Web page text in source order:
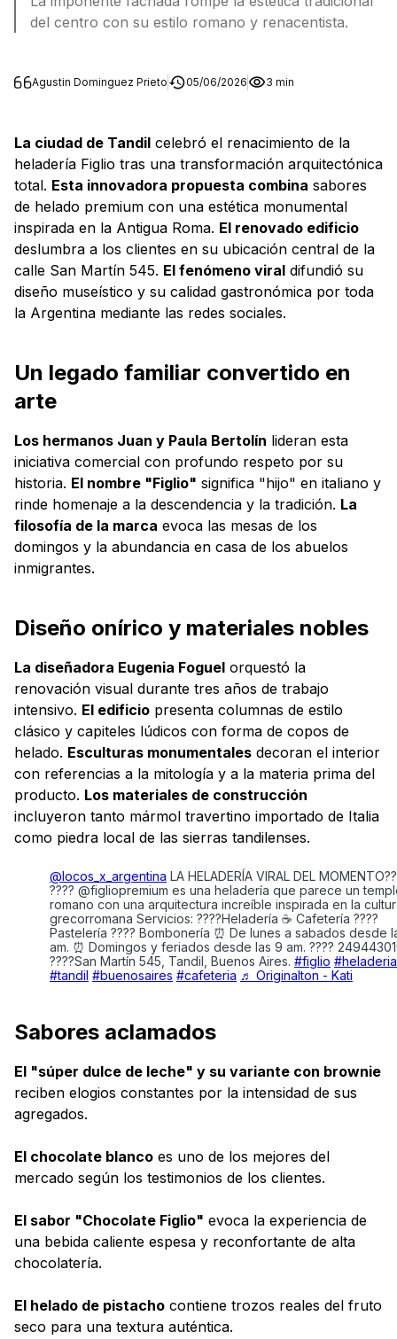
del centro con su estilo romano y renacentista.
Agustin Dominguez Prieto 05/06/2026 3 min
La ciudad de Tandil celebró el renacimiento de la
heladería Figlio tras una transformación arquitectónica
total. Esta innovadora propuesta combina sabores
de helado premium con una estética monumental
inspirada en la Antigua Roma. El renovado edificio
deslumbra a los clientes en su ubicación central de la
calle San Martín 545. El fenómeno viral difundió su
diseño museístico y su calidad gastronómica por toda
la Argentina mediante las redes sociales.
Un legado familiar convertido en
arte
Los hermanos Juan y Paula Bertolín lideran esta
iniciativa comercial con profundo respeto por su
historia. El nombre "Figlio" significa "hijo" en italiano y
rinde homenaje a la descendencia y la tradición. La
filosofía de la marca evoca las mesas de los
domingos y la abundancia en casa de los abuelos
inmigrantes.
Diseño onírico y materiales nobles
La diseñadora Eugenia Foguel orquestó la
renovación visual durante tres años de trabajo
intensivo. El edificio presenta columnas de estilo
clásico y capiteles lúdicos con forma de copos de
helado. Esculturas monumentales decoran el interior
con referencias a la mitología y a la materia prima del
producto. Los materiales de construcción
incluyeron tanto mármol travertino importado de Italia
como piedra local de las sierras tandilenses.
@locos_x_argentina LA HELADERÍA VIRAL DEL
????️ @figliopremium es una heladería que parece un
romano con una arquitectura increíble inspirada en la
grecorromana Servicios: ????Heladería ☕ Cafetería ????
Pastelería ???? Bombonería ⏰ De lunes a sabados desde
am. ⏰ Domingos y feriados desde las 9 am. ????
????San Martín 545, Tandil, Buenos Aires. #figlio #heladeria
#tandil #buenosaires #cafeteria ♬ Originalton - Kati
Sabores aclamados
El "súper dulce de leche" y su variante con brownie
reciben elogios constantes por la intensidad de sus
agregados.
El chocolate blanco es uno de los mejores del
mercado según los testimonios de los clientes.
El sabor "Chocolate Figlio" evoca la experiencia de
una bebida caliente espesa y reconfortante de alta
chocolatería.
El helado de pistacho contiene trozos reales del fruto
seco para una textura auténtica.